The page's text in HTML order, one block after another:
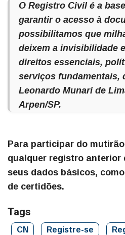
O Registro Civil é a
garantir o acesso à
possibilitamos que
deixem a invisibilidade
direitos essenciais,
serviços fundamentais,
Leonardo Munari de
Arpen/SP.
Para participar do
qualquer registro anterior
seus dados básicos,
de certidões.
Tags
CN Registre-se